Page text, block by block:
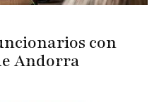
con
Andorra